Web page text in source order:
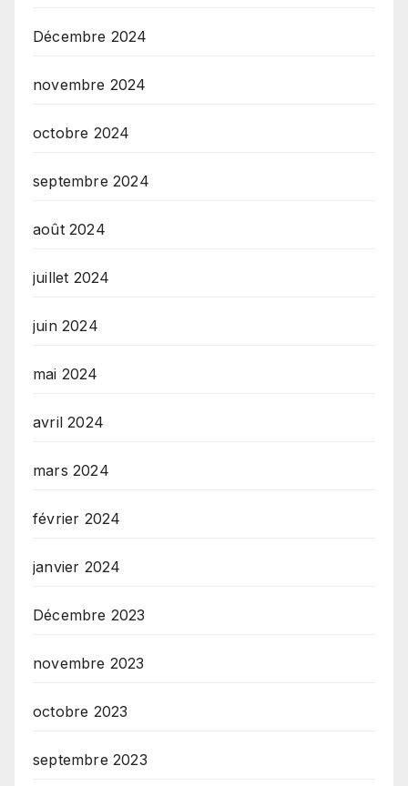
Décembre 2024
novembre 2024
octobre 2024
septembre 2024
août 2024
juillet 2024
juin 2024
mai 2024
avril 2024
mars 2024
février 2024
janvier 2024
Décembre 2023
novembre 2023
octobre 2023
septembre 2023